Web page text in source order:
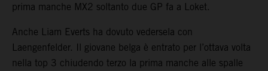
prima manche MX2 soltanto due GP fa a Loket.
Anche Liam Everts ha dovuto vedersela con
Laengenfelder. Il giovane belga è entrato per l’ottava volta
nella top 3 chiudendo terzo la prima manche alle spalle